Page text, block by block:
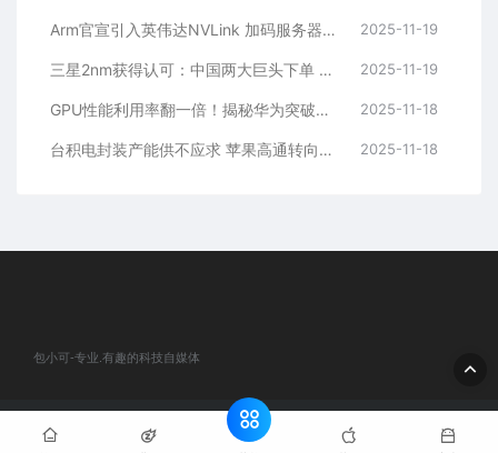
Arm官宣引入英伟达NVLink 加码服务器CPU市场竞争 2025-11-19
三星2nm获得认可：中国两大巨头下单 1年贡献超34亿元 2025-11-19
GPU性能利用率翻一倍！揭秘华为突破性新技术：让英伟达成“自己”的芯片 2025-11-18
台积电封装产能供不应求 苹果高通转向英特尔寻求破局 2025-11-18
包小可-专业.有趣的科技自媒体
© 2020 包小可-专业.有趣的科技自媒体. All rights reserved
网站地
粤ICP备2024184932号-1